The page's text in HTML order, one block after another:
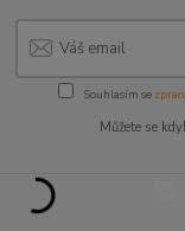
Souhlasím se
Můžete se